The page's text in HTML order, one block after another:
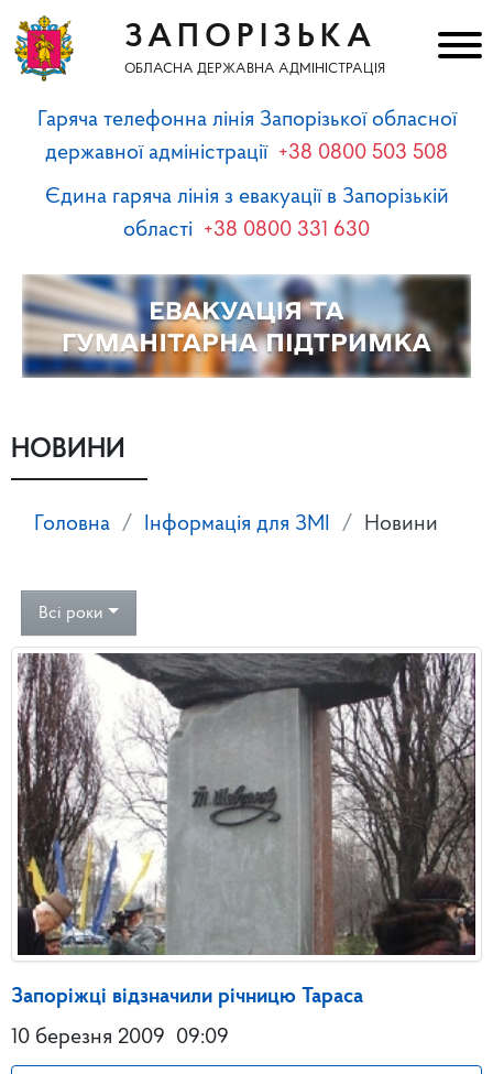
ЗАПОРІЗЬКА
ОБЛАСНА ДЕРЖАВНА АДМІНІСТРАЦІЯ
Гаряча телефонна лінія Запорізької обласної
державної адміністрації +38 0800 503 508
Єдина гаряча лінія з евакуації в Запорізькій
області +38 0800 331 630
НОВИНИ
Головна Інформація для ЗМІ Новини
Всі роки
Запоріжці відзначили річницю Тараса
10 березня 2009 09:09